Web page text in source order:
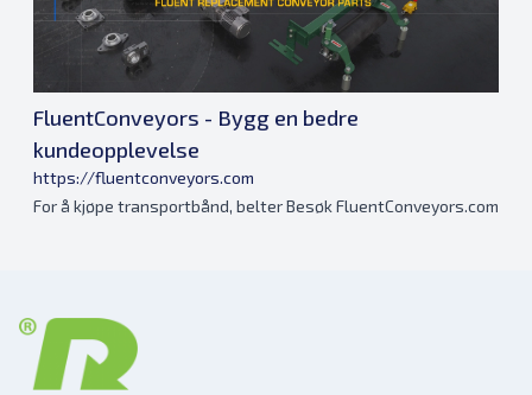
FluentConveyors - Bygg en bedre
kundeopplevelse
https://fluentconveyors.com
For å kjøpe transportbånd, belter Besøk FluentConveyors.com